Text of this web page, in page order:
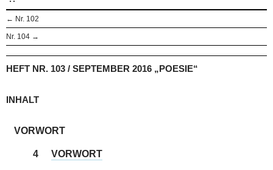
← Nr. 102
Nr. 104 →
HEFT NR. 103 / SEPTEMBER 2016 „POESIE“
INHALT
VORWORT
4 VORWORT